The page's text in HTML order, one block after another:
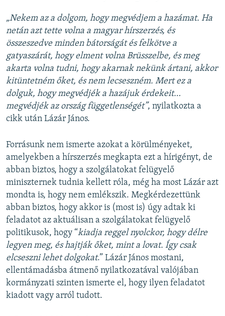
„Nekem az a dolgom, hogy megvédjem a hazámat. Ha
netán azt tette volna a magyar hírszerzés, és
összeszedve minden bátorságát és felkötve a
gatyaszárát, hogy elment volna Brüsszelbe, és meg
akarta volna tudni, hogy akarnak nekünk ártani, akkor
kitüntetném őket, és nem lecseszném. Mert ez a
dolguk, hogy megvédjék a hazájuk érdekeit…
megvédjék az ország függetlenségét”, nyilatkozta a
cikk után Lázár János.
Forrásunk nem ismerte azokat a körülményeket,
amelyekben a hírszerzés megkapta ezt a hírigényt, de
abban biztos, hogy a szolgálatokat felügyelő
miniszternek tudnia kellett róla, még ha most Lázár azt
mondta is, hogy nem emlékszik. Megkérdezettünk
abban biztos, hogy akkor is (most is) úgy adtak ki
feladatot az aktuálisan a szolgálatokat felügyelő
politikusok, hogy “kiadja reggel nyolckor, hogy délre
legyen meg, és hajtják őket, mint a lovat. Így csak
elcseszni lehet dolgokat.” Lázár János mostani,
ellentámadásba átmenő nyilatkozatával valójában
kormányzati szinten ismerte el, hogy ilyen feladatot
kiadott vagy arról tudott.